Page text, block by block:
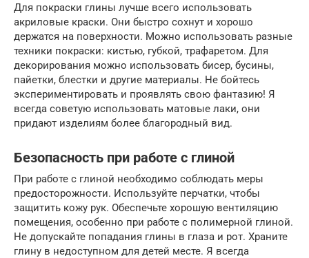
Для покраски глины лучше всего использовать
акриловые краски. Они быстро сохнут и хорошо
держатся на поверхности. Можно использовать разные
техники покраски: кистью, губкой, трафаретом. Для
декорирования можно использовать бисер, бусины,
пайетки, блестки и другие материалы. Не бойтесь
экспериментировать и проявлять свою фантазию! Я
всегда советую использовать матовые лаки, они
придают изделиям более благородный вид.
Безопасность при работе с глиной
При работе с глиной необходимо соблюдать меры
предосторожности. Используйте перчатки, чтобы
защитить кожу рук. Обеспечьте хорошую вентиляцию
помещения, особенно при работе с полимерной глиной.
Не допускайте попадания глины в глаза и рот. Храните
глину в недоступном для детей месте. Я всегда